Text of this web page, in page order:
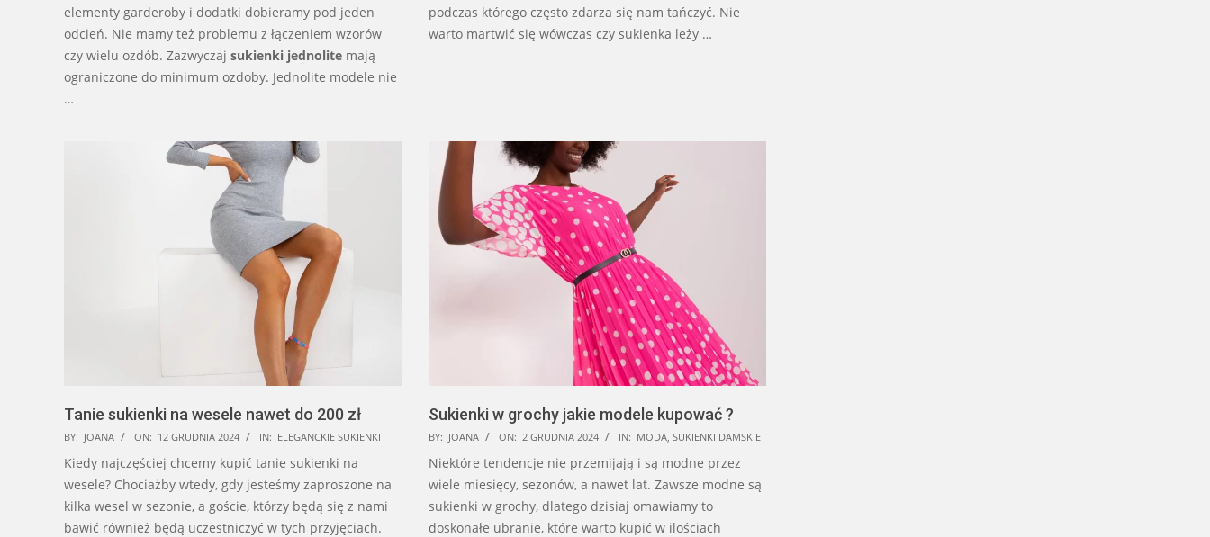
elementy garderoby i dodatki dobieramy pod jeden
odcień. Nie mamy też problemu z łączeniem wzorów
czy wielu ozdób. Zazwyczaj sukienki jednolite mają
ograniczone do minimum ozdoby. Jednolite modele nie
…
podczas którego często zdarza się nam tańczyć. Nie
warto martwić się wówczas czy sukienka leży …
Tanie sukienki na wesele nawet do 200 zł
2024-
12-
BY: JOANA ON: 12 GRUDNIA 2024 IN: ELEGANCKIE SUKIENKI
Kiedy najczęściej chcemy kupić tanie sukienki na
wesele? Chociażby wtedy, gdy jesteśmy zaproszone na
kilka wesel w sezonie, a goście, którzy będą się z nami
bawić również będą uczestniczyć w tych przyjęciach.
Sukienki w grochy jakie modele kupować ?
2024-
12-
02
BY: JOANA ON: 2 GRUDNIA 2024 IN: MODA SUKIENKI DAMSKIE
Niektóre tendencje nie przemijają i są modne przez
wiele miesięcy, sezonów, a nawet lat. Zawsze modne są
sukienki w grochy, dlatego dzisiaj omawiamy to
doskonałe ubranie, które warto kupić w ilościach